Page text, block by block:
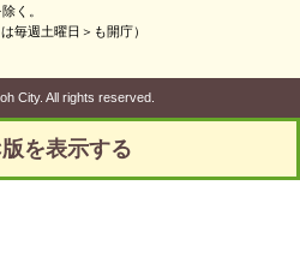
く。
毎週土曜日＞も開庁）
City. All rights reserved.
を表示する